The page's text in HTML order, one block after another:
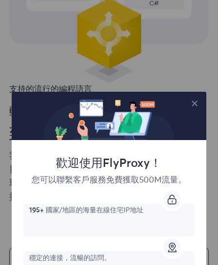
支持的流行的編程語言
輕鬆地將我們的解決方案集成
到您的項目中
我們確保您可以輕鬆將我們的產品集成到您的項
目中。FlyProxy提供了多種編程語言的支持以及
現成的代碼示例，可以快速輕鬆地開始您的web
抓取項目。
開始
歡迎使用FlyProxy！
您可以聯繫客戶服務免費獲取500M流量。
195+國家/地區的海量在線住宅IP地址
穩定的連接，流暢的訪問。